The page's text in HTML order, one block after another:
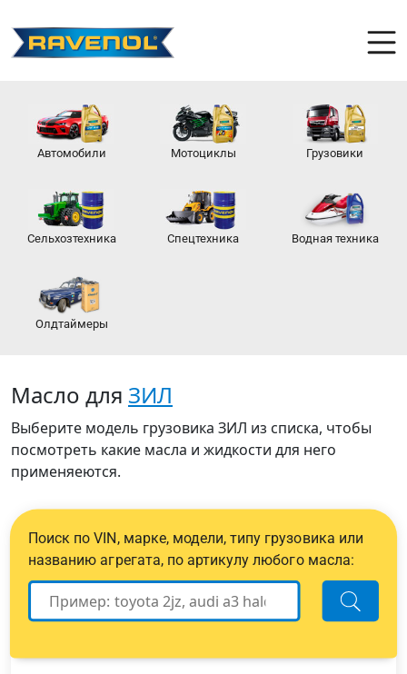
Автомобили Мотоциклы Грузовики
Сельхозтехника Спецтехника Водная техника
Олдтаймеры
Масло для ЗИЛ
Выберите модель грузовика ЗИЛ из списка, чтобы
посмотреть какие масла и жидкости для него
применяеются.
Поиск по VIN, марке, модели, типу грузовика или
названию агрегата, по артикулу любого масла: